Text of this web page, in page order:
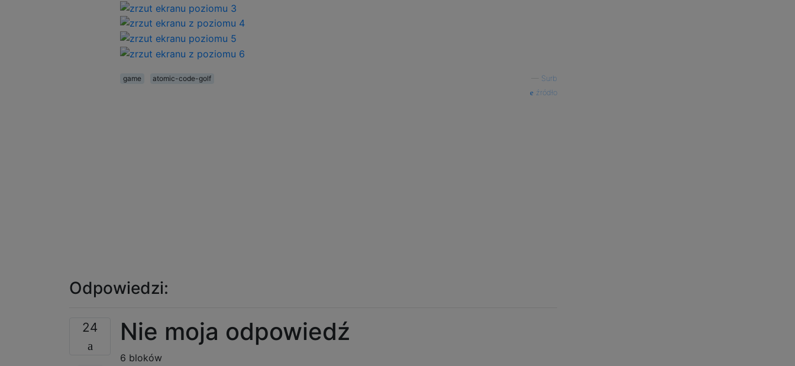
game atomic-code-golf
Surb
źródło
Odpowiedzi:
24 Nie moja odpowiedź
6 bloków